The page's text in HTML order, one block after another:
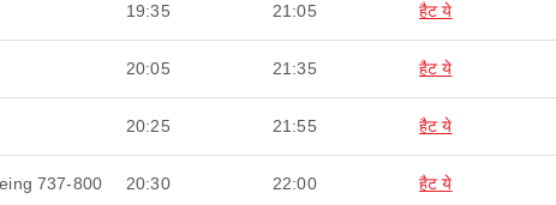
19:35 21:05 हैट ये
20:05 21:35 हैट ये
20:25 21:55 हैट ये
737-800 20:30 22:00 हैट ये